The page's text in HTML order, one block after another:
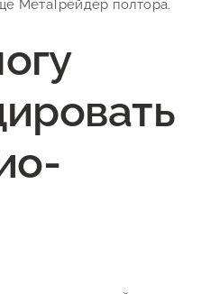
МетаТрейдер полтора.